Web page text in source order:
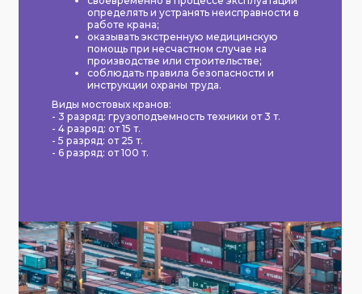
определять и устранять неисправности в
работе крана;
оказывать экстренную медицинскую
помощь при несчастном случае на
производстве или строительстве;
соблюдать правила безопасности и
инструкции охраны труда.
Виды мостовых кранов:
- 3 разряд: грузоподъемность техники от 3 т.
- 4 разряд: от 15 т.
- 5 разряд: от 25 т.
- 6 разряд: от 100 т.